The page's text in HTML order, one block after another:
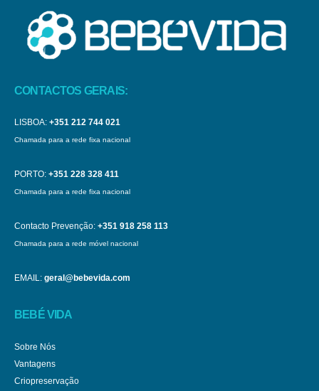
CONTACTOS GERAIS:
LISBOA: +351 212 744 021
Chamada para a rede fixa nacional
PORTO: +351 228 328 411
Chamada para a rede fixa nacional
Contacto Prevenção: +351 918 258 113
Chamada para a rede móvel nacional
EMAIL: geral@bebevida.com
BEBÉ VIDA
Sobre Nós
Vantagens
Criopreservação